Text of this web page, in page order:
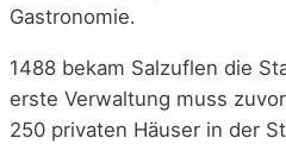
Gastronomie.
1488 bekam Salzuflen die
erste Verwaltung muss
250 privaten Häuser in der